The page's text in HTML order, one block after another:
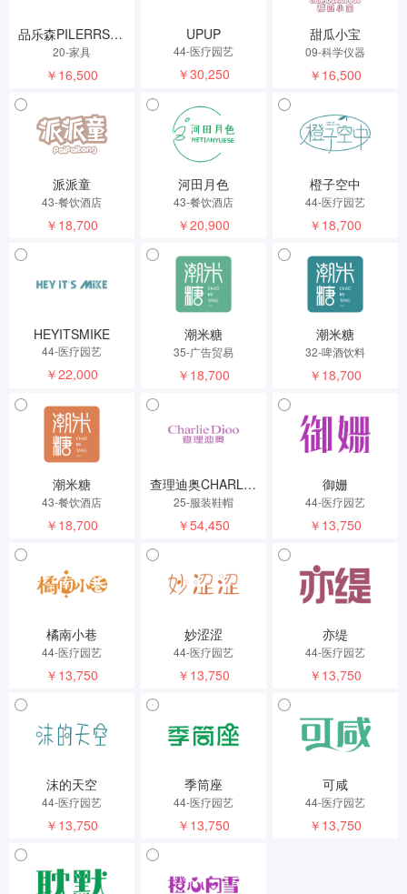
品乐森PILERRSUU
20-家具
￥16,500
UPUP
44-医疗园艺
￥30,250
甜瓜小宝
09-科学仪器
￥16,500
派派童
43-餐饮酒店
￥18,700
河田月色
43-餐饮酒店
￥20,900
橙子空中
44-医疗园艺
￥18,700
HEYITSMIKE
44-医疗园艺
￥22,000
潮米糖
35-广告贸易
￥18,700
潮米糖
32-啤酒饮料
￥18,700
潮米糖
43-餐饮酒店
￥18,700
查理迪奥CHARLIEDIOO
25-服装鞋帽
￥54,450
御姗
44-医疗园艺
￥13,750
橘南小巷
44-医疗园艺
￥13,750
妙涩涩
44-医疗园艺
￥13,750
亦缇
44-医疗园艺
￥13,750
沫的天空
44-医疗园艺
￥13,750
季筒座
44-医疗园艺
￥13,750
可咸
44-医疗园艺
￥13,750